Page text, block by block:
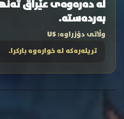
لە دەرەوەی عێراق
بەردەستە.
وڵاتی دۆزراوە:US
تریلەرەکە لە خوارەوە بارکرا.